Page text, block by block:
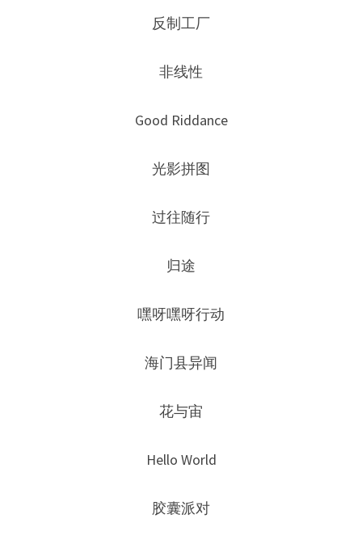
反制工厂
非线性
Good Riddance
光影拼图
过往随行
归途
嘿呀嘿呀行动
海门县异闻
花与宙
Hello World
胶囊派对